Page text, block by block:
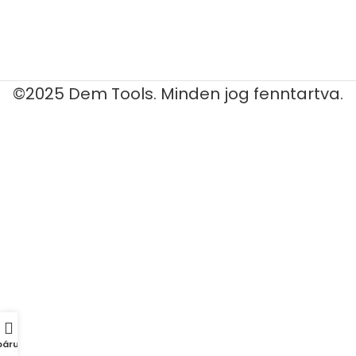
©2025 Dem Tools. Minden jog fenntartva.